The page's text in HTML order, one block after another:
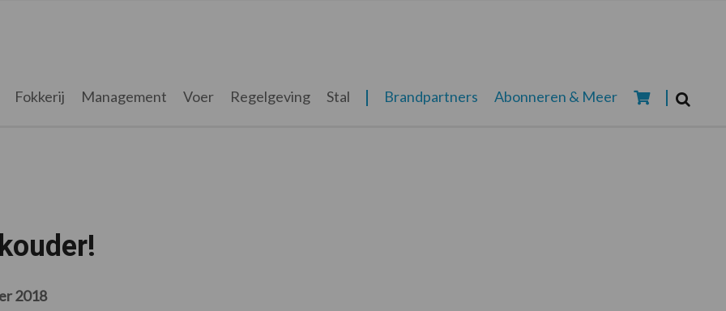
Fokkerij Management Voer Regelgeving Stal Brandpartners Abonneren & Meer
2018